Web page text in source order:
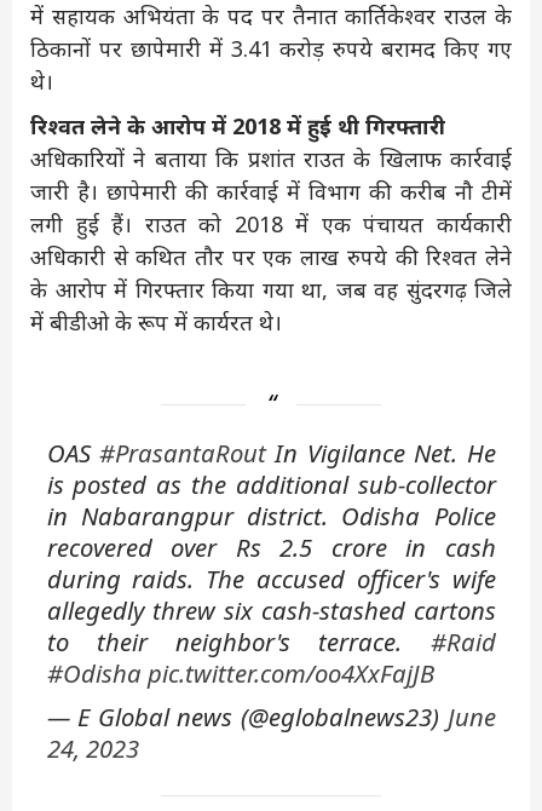
में सहायक अभियंता के पद पर तैनात कार्तिकेश्वर राउल के
ठिकानों पर छापेमारी में 3.41 करोड़ रुपये बरामद किए गए
थे।
रिश्वत लेने के आरोप में 2018 में हुई थी गिरफ्तारी
अधिकारियों ने बताया कि प्रशांत राउत के खिलाफ कार्रवाई
जारी है। छापेमारी की कार्रवाई में विभाग की करीब नौ टीमें
लगी हुई हैं। राउत को 2018 में एक पंचायत कार्यकारी
अधिकारी से कथित तौर पर एक लाख रुपये की रिश्वत लेने
के आरोप में गिरफ्तार किया गया था, जब वह सुंदरगढ़ जिले
में बीडीओ के रूप में कार्यरत थे।
OAS #PrasantaRoutIn Vigilance Net. He
is posted as the additional sub-collector
in Nabarangpur district. Odisha Police
recovered over Rs 2.5 crore in cash
during raids. The accused officer's wife
allegedly threw six cash-stashed cartons
to their neighbor's terrace. #Raid
#Odisha pic.twitter.com/oo4XxFajJB
— E Global news (@eglobalnews23) June
24, 2023